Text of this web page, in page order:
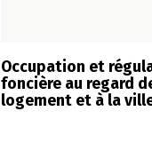
Occupation et
foncière au regard
logement et à la